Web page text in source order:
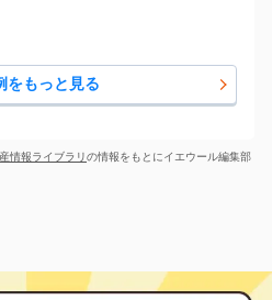
をもっと見る
情報ライブラリの情報をもとにイエウール編集部